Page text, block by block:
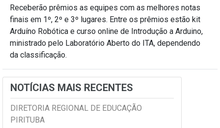
Receberão prêmios as equipes com as melhores notas
finais em 1º, 2º e 3º lugares. Entre os prêmios estão kit
Arduíno Robótica e curso online de Introdução a Arduino,
ministrado pelo Laboratório Aberto do ITA, dependendo
da classificação.
NOTÍCIAS MAIS RECENTES
DIRETORIA REGIONAL DE EDUCAÇÃO
PIRITUBA